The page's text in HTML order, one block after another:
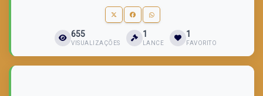
655
VISUALIZAÇÕES
1
LANCE
1
FAVORITO